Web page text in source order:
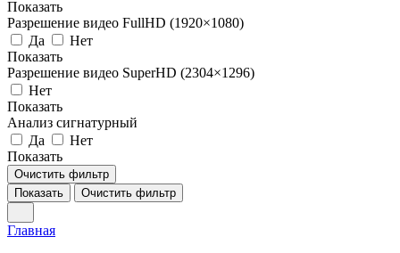
Показать
Разрешение видео FullHD (1920×1080)
Да
Нет
Показать
Разрешение видео SuperHD (2304×1296)
Нет
Показать
Анализ сигнатурный
Да
Нет
Показать
Очистить фильтр
Показать
Очистить фильтр
Главная